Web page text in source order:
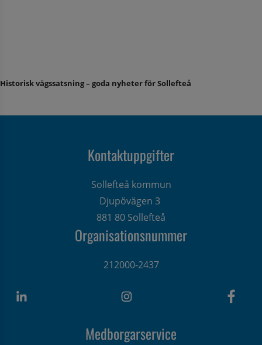
Historisk vägssatsning – goda nyheter för Sollefteå
Kontaktuppgifter
Sollefteå kommun
Djupövägen 3
881 80 Sollefteå
Organisationsnummer
212000-2437
Medborgarservice